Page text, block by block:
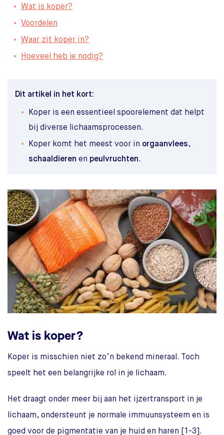
Wat is koper?
Voordelen
Waar zit koper in?
Hoeveel heb je nodig?
Dit artikel in het kort:
Koper is een essentieel spoorelement dat helpt
bij diverse lichaamsprocessen.
Koper komt het meest voor in orgaanvlees,
schaaldieren en peulvruchten.
Wat is koper?
Koper is misschien niet zo’n bekend mineraal. Toch
speelt het een belangrijke rol in je lichaam.
Het draagt onder meer bij aan het ijzertransport in je
lichaam, ondersteunt je normale immuunsysteem en is
goed voor de pigmentatie van je huid en haren [1-3].